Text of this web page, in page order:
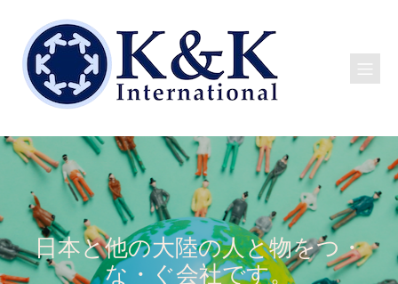
日本と他の大陸の人と物をつ・
な・ぐ会社です。